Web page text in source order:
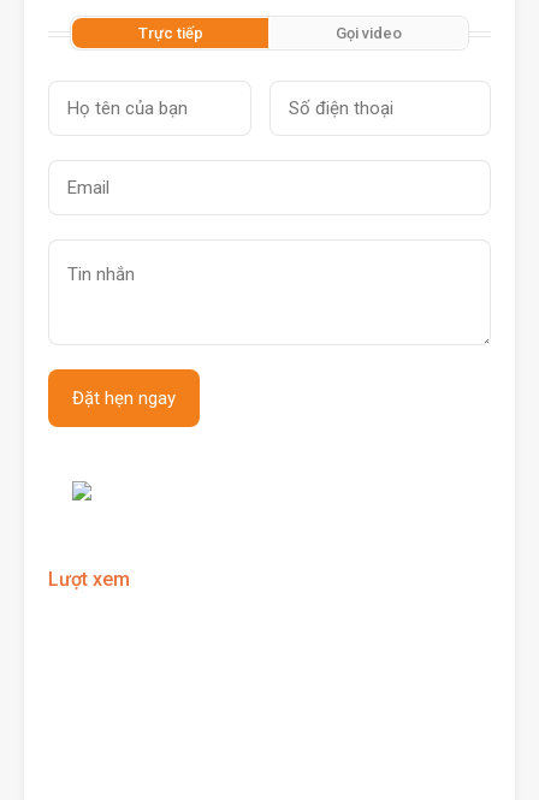
Trực tiếp Gọi video
Lượt xem